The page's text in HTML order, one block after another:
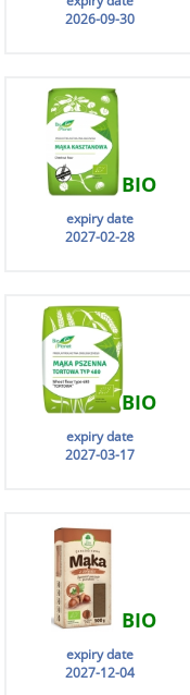
2026-09-30
BIO
expiry date
2027-02-28
BIO
expiry date
2027-03-17
BIO
expiry date
2027-12-04